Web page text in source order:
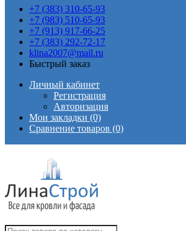
+7 (383) 310-65-93
+7 (983) 510-65-93
+7 (913) 917-66-25
+7 (383) 292-72-17
klina2007@mail.ru
Быстрый заказ
Личный кабинет
Регистрация
Авторизация
Мои закладки (0)
Сравнение товаров (0)